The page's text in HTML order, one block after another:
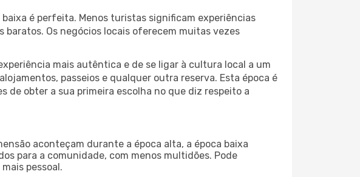
é perfeita. Menos turistas significam experiências
baratos. Os negócios locais oferecem muitas vezes
mais autêntica e de se ligar à cultura local a um
passeios e qualquer outra reserva. Esta época é
de obter a sua primeira escolha no que diz respeito a
aconteçam durante a época alta, a época baixa
para a comunidade, com menos multidões. Pode
pessoal.